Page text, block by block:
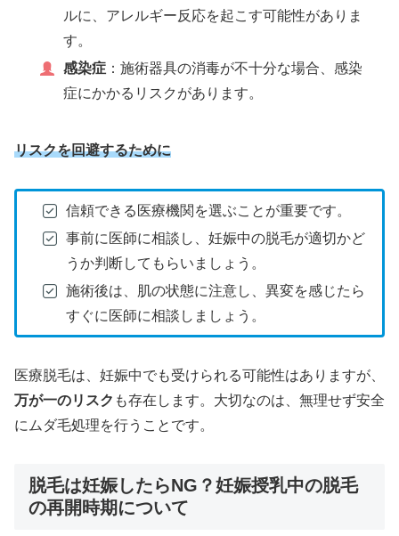
ルに、アレルギー反応を起こす可能性がありま
す。
感染症：施術器具の消毒が不十分な場合、感染
症にかかるリスクがあります。
リスクを回避するために
信頼できる医療機関を選ぶことが重要です。
事前に医師に相談し、妊娠中の脱毛が適切かど
うか判断してもらいましょう。
施術後は、肌の状態に注意し、異変を感じたら
すぐに医師に相談しましょう。
医療脱毛は、妊娠中でも受けられる可能性はありますが、
万が一のリスク も存在します。大切なのは、無理せず安全
にムダ毛処理を行うことです。
脱毛は妊娠したらNG？妊娠授乳中の脱毛
の再開時期について